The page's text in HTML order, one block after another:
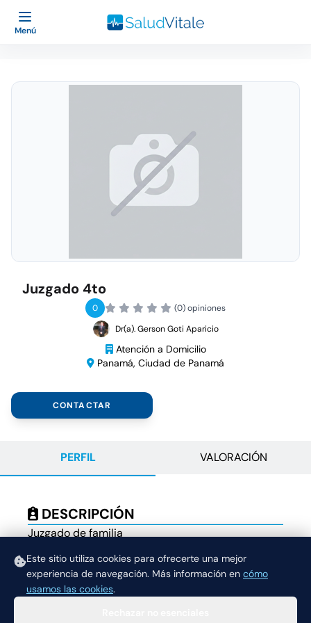
Este sitio utiliza cookies para ofrecerte una mejor
experiencia de navegación. Más información en cómo
usamos las cookies.
Menú
Juzgado 4to
0
(0) opiniones
Dr(a). Gerson Goti Aparicio
Atención a Domicilio
Panamá, Ciudad de Panamá
CONTACTAR
PERFIL VALORACIÓN
DESCRIPCIÓN
Juzgado de familia